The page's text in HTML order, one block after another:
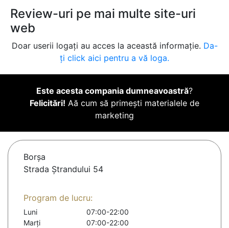
Review-uri pe mai multe site-uri
web
Doar userii logați au acces la această informație. Da-
ți click aici pentru a vă loga.
Este acesta compania dumneavoastră?
Felicitări! Aă cum să primești materialele de
marketing
Borşa
Strada Ștrandului 54
Program de lucru:
Luni
07:00-22:00
Marți
07:00-22:00